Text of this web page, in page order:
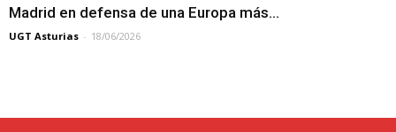
Madrid en defensa de una Europa más...
UGT Asturias - 18/06/2026